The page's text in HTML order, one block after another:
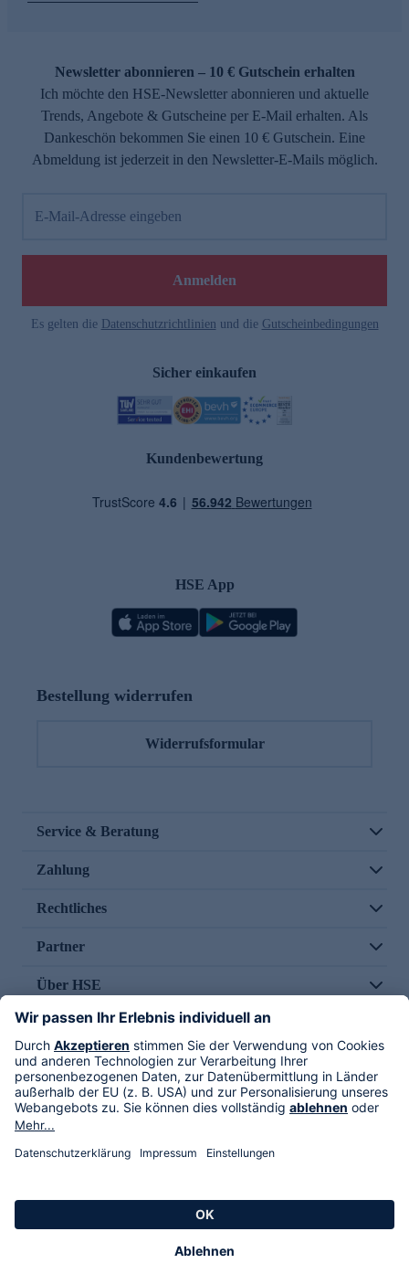
Newsletter abonnieren – 10 € Gutschein erhalten
Ich möchte den HSE-Newsletter abonnieren und aktuelle
Trends, Angebote & Gutscheine per E-Mail erhalten. Als
Dankeschön bekommen Sie einen 10 € Gutschein. Eine
Abmeldung ist jederzeit in den Newsletter-E-Mails möglich.
E-Mail-Adresse eingeben
Anmelden
Es gelten die Datenschutzrichtlinien und die Gutscheinbedingungen
Sicher einkaufen
Kundenbewertung
HSE App
Bestellung widerrufen
Widerrufsformular
Service & Beratung
Zahlung
Rechtliches
Partner
Über HSE
Im TV
HSE International